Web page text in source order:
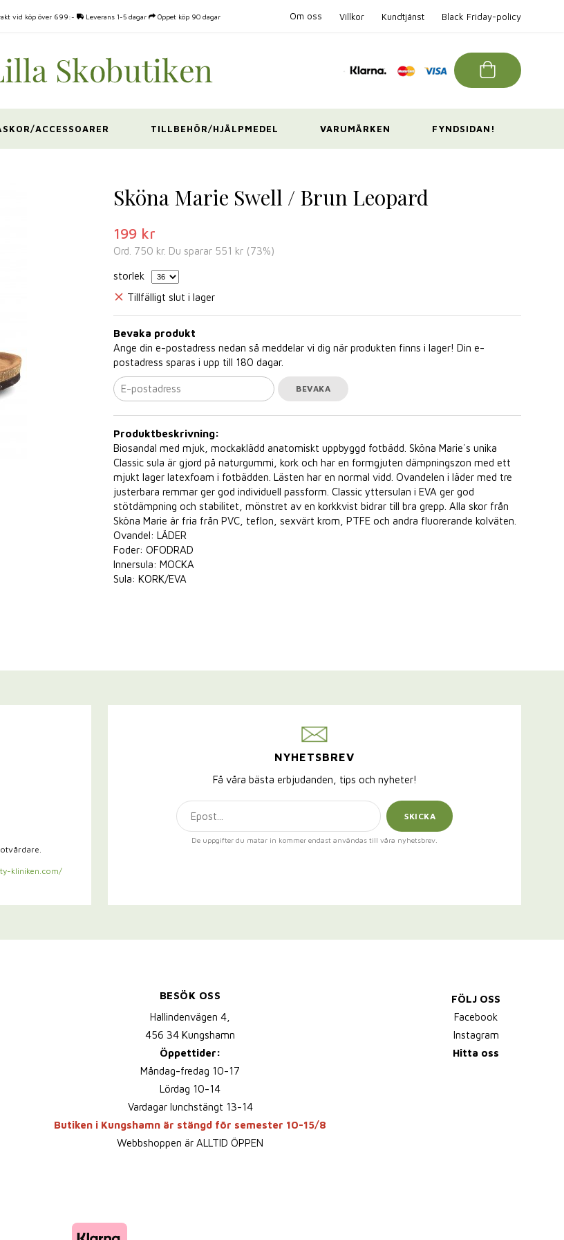
vid köp över 699:- Leverans 1-5 dagar Öppet köp 90 dagar Om oss Villkor Kundtjänst Black Friday-policy
ACCESSOARER TILLBEHÖR/HJÄLPMEDEL VARUMÄRKEN FYNDSIDAN!
Sköna Marie Swell / Brun Leopard
199 kr
Ord. 750 kr. Du sparar 551 kr (73%)
storlek
Tillfälligt slut i lager
Bevaka produkt
Ange din e-postadress nedan så meddelar vi dig när produkten finns i lager! Din e-
postadress sparas i upp till 180 dagar.
BEVAKA
Produktbeskrivning:
Biosandal med mjuk, mockaklädd anatomiskt uppbyggd fotbädd. Sköna Marie´s unika
Classic sula är gjord på naturgummi, kork och har en formgjuten dämpningszon med ett
mjukt lager latexfoam i fotbädden. Lästen har en normal vidd. Ovandelen i läder med tre
justerbara remmar ger god individuell passform. Classic yttersulan i EVA ger god
stötdämpning och stabilitet, mönstret av en korkkvist bidrar till bra grepp. Alla skor från
Sköna Marie är fria från PVC, teflon, sexvärt krom, PTFE och andra fluorerande kolväten.
Ovandel: LÄDER
Foder: OFODRAD
Innersula: MOCKA
Sula: KORK/EVA
kliniken.com/
NYHETSBREV
Få våra bästa erbjudanden, tips och nyheter!
SKICKA
De uppgifter du matar in kommer endast användas till våra nyhetsbrev.
BESÖK OSS
Hallindenvägen 4,
456 34 Kungshamn
Öppettider:
Måndag-fredag 10-17
Lördag 10-14
Vardagar lunchstängt 13-14
Butiken i Kungshamn är stängd för semester 10-15/8
Webbshoppen är ALLTID ÖPPEN
FÖLJ OSS
Facebook
Instagram
Hitta oss